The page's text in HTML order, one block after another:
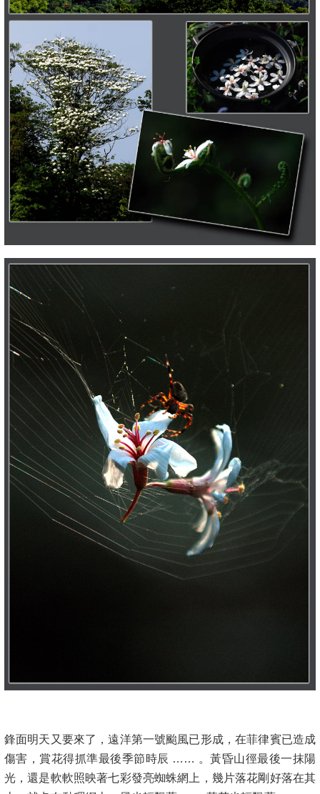
鋒面明天又要來了，遠洋第一號颱風已形成，在菲律賓已造成
傷害，賞花得抓準最後季節時辰 …… 。黃昏山徑最後一抹陽
光，還是軟軟照映著七彩發亮蜘蛛網上，幾片落花剛好落在其